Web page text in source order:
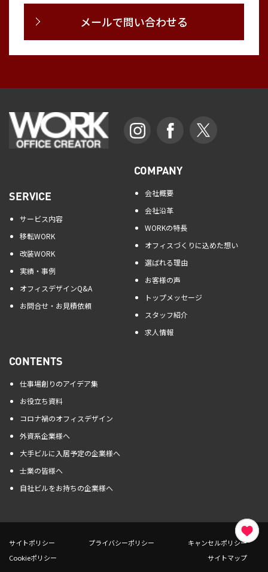
メールで問い合わせる
SERVICE
サービス内容
移転WORK
改装WORK
実績・事例
オフィスデザインQ&A
お問合せ・お見積依頼
COMPANY
会社概要
会社沿革
WORKの特長
オフィスづくりに込めた想い
選ばれる理由
お客様の声
トップメッセージ
スタッフ紹介
求人情報
CONTENTS
仕事場創りのアイデア集
お役立ち資料
コロナ禍のオフィスデザイン
外資系企業様へ
大手ビルに入居予定の企業様へ
士業の皆様へ
自社ビルをお持ちの企業様へ
サイトポリシー プライバシーポリシー
キャンセルポリシー
Cookieポリシー
サイトマップ